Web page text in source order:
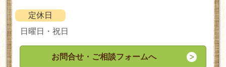
定休日
日曜日・祝日
お問合せ・ご相談フォームへ